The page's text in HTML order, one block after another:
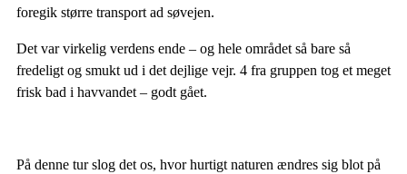
foregik større transport ad søvejen.
Det var virkelig verdens ende – og hele området så bare så
fredeligt og smukt ud i det dejlige vejr. 4 fra gruppen tog et meget
frisk bad i havvandet – godt gået.
På denne tur slog det os, hvor hurtigt naturen ændres sig blot på